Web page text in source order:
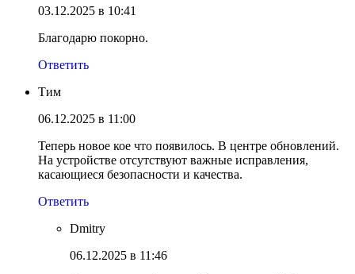
03.12.2025 в 10:41
Благодарю покорно.
Ответить
Тим
06.12.2025 в 11:00
Теперь новое кое что появилось. В центре обновлений.
На устройстве отсутствуют важные исправления,
касающиеся безопасности и качества.
Ответить
Dmitry
06.12.2025 в 11:46